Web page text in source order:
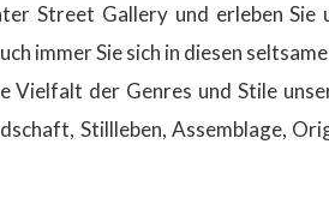
Street Gallery und erleben Sie
immer Sie sich in diesen
Vielfalt der Genres und Stile
Stillleben, Assemblage,